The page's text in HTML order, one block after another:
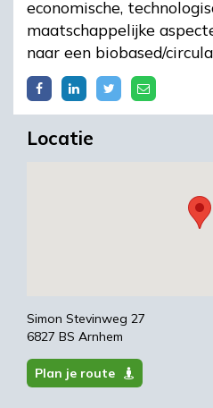
economische,
maatschappelijke
naar een biobased/
Locatie
Simon Stevinweg 27
6827 BS Arnhem
Plan je route